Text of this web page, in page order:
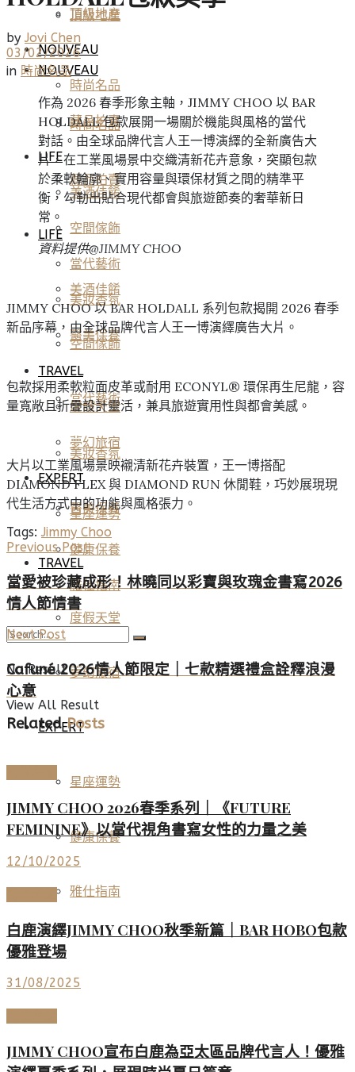
頂級地產
NOUVEAU
時尚名品
藏品拍賣
LIFE
美酒佳餚
空間傢飾
當代藝術
美妝香氛
醫美保養
TRAVEL
度假天堂
夢幻旅宿
EXPERT
星座運勢
健康保養
雅仕指南
頂級地產
NOUVEAU
時尚名品
藏品拍賣
LIFE
美酒佳餚
空間傢飾
當代藝術
美妝香氛
醫美保養
TRAVEL
度假天堂
夢幻旅宿
EXPERT
星座運勢
健康保養
雅仕指南
No Result
View All Result
by Jovi Chen
03/02/2026
in 時尚名品
作為 2026 春季形象主軸，JIMMY CHOO 以 BAR
HOLDALL 包款展開一場關於機能與風格的當代
對話。由全球品牌代言人王一博演繹的全新廣告大
片，在工業風場景中交織清新花卉意象，突顯包款
於柔軟輪廓、實用容量與環保材質之間的精準平
衡，勾勒出貼合現代都會與旅遊節奏的奢華新日
常。
資料提供@JIMMY CHOO
JIMMY CHOO 以 BAR HOLDALL 系列包款揭開 2026 春季
新品序幕，由全球品牌代言人王一博演繹廣告大片。
包款採用柔軟粒面皮革或耐用 ECONYL® 環保再生尼龍，容
量寬敞且折疊設計靈活，兼具旅遊實用性與都會美感。
大片以工業風場景映襯清新花卉裝置，王一博搭配
DIAMOND FLEX 與 DIAMOND RUN 休閒鞋，巧妙展現現
代生活方式中的功能與風格張力。
Tags: Jimmy Choo
Previous Post
當愛被珍藏成形！林曉同以彩寶與玫瑰金書寫2026
情人節情書
Next Post
Cafuné 2026情人節限定｜七款精選禮盒詮釋浪漫
心意
RelatedPosts
JIMMY CHOO 2026春季系列｜《FUTURE
FEMININE》以當代視角書寫女性的力量之美
12/10/2025
白鹿演繹JIMMY CHOO秋季新篇｜BAR HOBO包款
優雅登場
31/08/2025
JIMMY CHOO宣布白鹿為亞太區品牌代言人！優雅